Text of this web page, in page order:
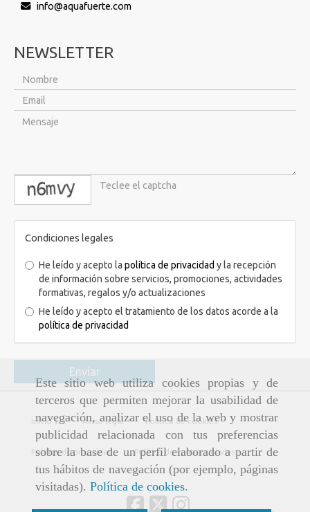
Este sitio web utiliza cookies propias y de
terceros que permiten mejorar la usabilidad de
navegación, analizar el uso de la web y mostrar
publicidad relacionada con tus preferencias
sobre la base de un perfil elaborado a partir de
tus hábitos de navegación (por ejemplo, páginas
visitadas). Política de cookies.
info
aquafuerte.com
NEWSLETTER
captcha
Condiciones legales
He leído y acepto la política de privacidad y la recepción
de información sobre servicios, promociones, actividades
formativas, regalos y/o actualizaciones
He leído y acepto el tratamiento de los datos acorde a la
política de privacidad
Enviar
Inicio Aviso legal Política de cookies
Política de privacidad Política de ventas y envíos